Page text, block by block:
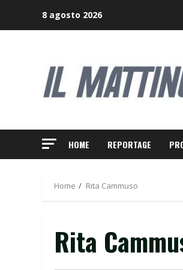
8 agosto 2026
HOME REPORTAGE
Home Rita Cammuso
Rita